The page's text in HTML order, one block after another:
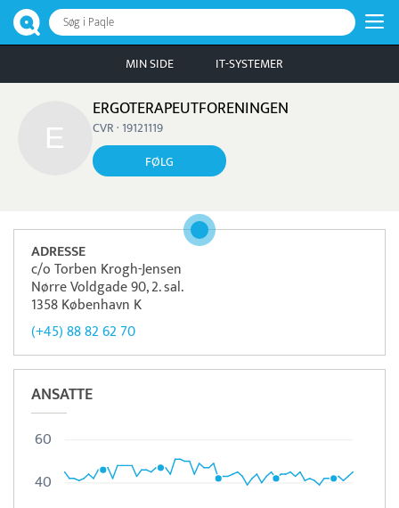
Søg i Paqle
MIN SIDE IT-SYSTEMER
ERGOTERAPEUTFORENINGEN
CVR · 19121119
FØLG
ADRESSE
c/o Torben Krogh-Jensen
Nørre Voldgade 90, 2. sal.
1358 København K
(+45) 88 82 62 70
ANSATTE
40
60